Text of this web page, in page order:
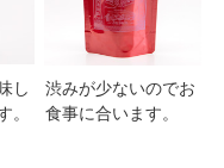
し
。
渋みが少ないのでお
食事に合います。